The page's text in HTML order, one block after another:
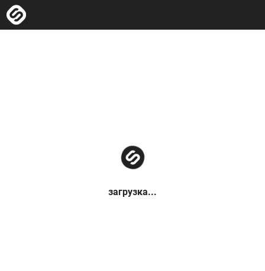
загрузка...